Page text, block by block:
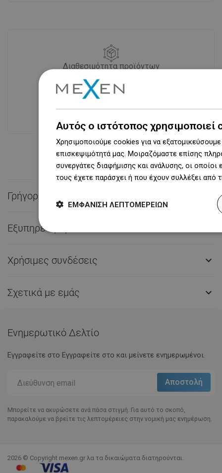
Διαθεσιμότητα προϊόντων
Σύγχρονο κέντρο logistics επιφάνειας
31 000 m² με πάνω από 68 χιλιάδες
θέσεις παλετών παρέχει πάνω από 1
Γρήγορη επαφή
Εξυπηρέτηση πελατών
Χρήσιμες συνδέσεις 
Σχετικά με εμάς 
Ενημερωτικό Δελτίο
Εγγραφείτε στο Eγγραφείτε στο και μείνετε ενημερωμένοι.
Μπορείτε να ακυρώσετε ανά πάσα στιγμή. Για αυτό το σκοπό,
παρακαλούμε να βρείτε τις λεπτομέρειες στην νομική μας ενημέρωση.
2026 © Copyright mexen.gr λα τα δικαιώματα διατηρούνται.
Αυτός ο ιστότοπος χρησιμοποιεί
Χρησιμοποιούμε cookies για να
επισκεψιμότητά μας. Μοιραζόμαστε επίσης
συνεργάτες διαφήμισης και ανάλυσης, οι
τους έχετε παράσχει ή που έχουν συλλέξει
ΕΜΦΆΝΙΣΗ ΛΕΠΤΟΜΕΡΕΙΏΝ